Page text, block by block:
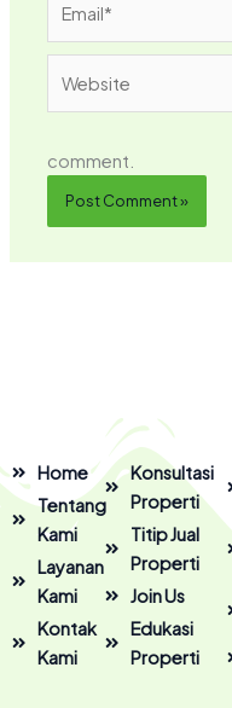
comment.
Home
Tentang
Kami
Layanan
Kami
Kontak
Kami
Konsultasi
Properti
Titip Jual
Properti
Join Us
Edukasi
Properti